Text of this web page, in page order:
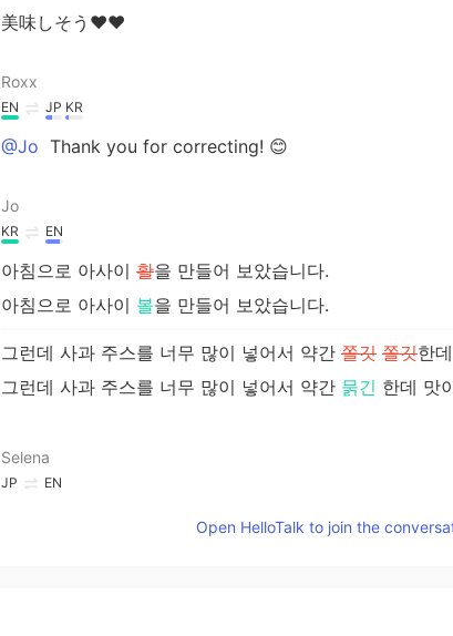
美味しそう❤️❤️
Roxx
EN JP KR
@Jo Thank you for correcting! 😊
Jo
KR EN
아침으로 아사이 활을 만들어 보았습니다.
아침으로 아사이 볼을 만들어 보았습니다.
그런데 사과 주스를 너무 많이 넣어서 약간 쫄깃 쫄깃한
그런데 사과 주스를 너무 많이 넣어서 약간 묽긴 한데 맛
Selena
JP EN
Open HelloTalk to join the